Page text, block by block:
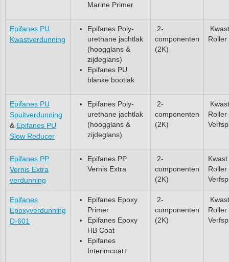
Marine Primer
Epifanes PU
Kwastverdunning
Epifanes Poly-
urethane jachtlak
(hoogglans &
zijdeglans)
Epifanes PU
blanke bootlak
2-
componenten
(2K)
Roller
Epifanes PU
Spuitverdunning
& Epifanes PU
Slow Reducer
Epifanes Poly-
urethane jachtlak
(hoogglans &
zijdeglans)
2-
componenten
(2K)
Roller
Epifanes PP
Vernis Extra
verdunning
Epifanes PP
Vernis Extra
2-
componenten
(2K)
Kwast
Roller
Epifanes
Epoxyverdunning
D-601
Epifanes Epoxy
Primer
Epifanes Epoxy
HB Coat
Epifanes
Interimcoat+
2-
componenten
(2K)
Roller